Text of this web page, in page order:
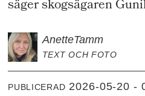
säger skogsägaren
AnetteTamm
TEXT OCH FOTO
PUBLICERAD 2026-05-20 -